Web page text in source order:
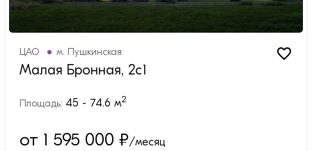
ЦАО м. Пушкинская
Малая Бронная, 2с1
Площадь: 45 - 74.6 м2
от 1 595 000 ₽/месяц